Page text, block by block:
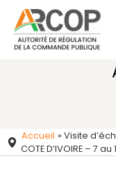
contenu
Accueil » Visite
COTE D’IVOIRE – 7 au